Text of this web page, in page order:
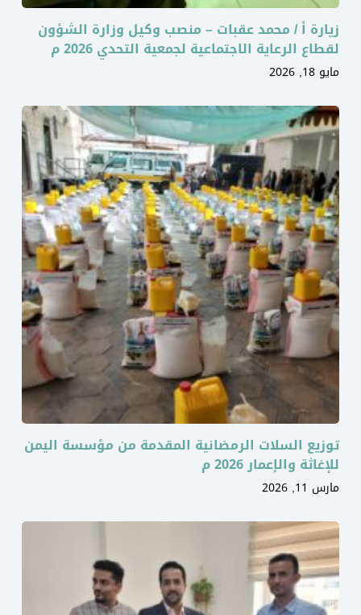
زيارة أ / محمد عقبات – منصب وكيل وزارة الشؤون
لقطاع الرعاية الاجتماعية لجمعية التحدي 2026 م
مايو 18, 2026
توزيع السلات الرمضانية المقدمة من مؤسسة اليمن
للإغاثة والإعمار 2026 م
مارس 11, 2026